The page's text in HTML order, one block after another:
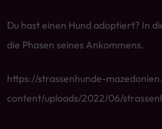
Du hast einen Hund adoptiert? In
die Phasen seines Ankommens.
https://strassenhunde-
content/uploads/2022/06/